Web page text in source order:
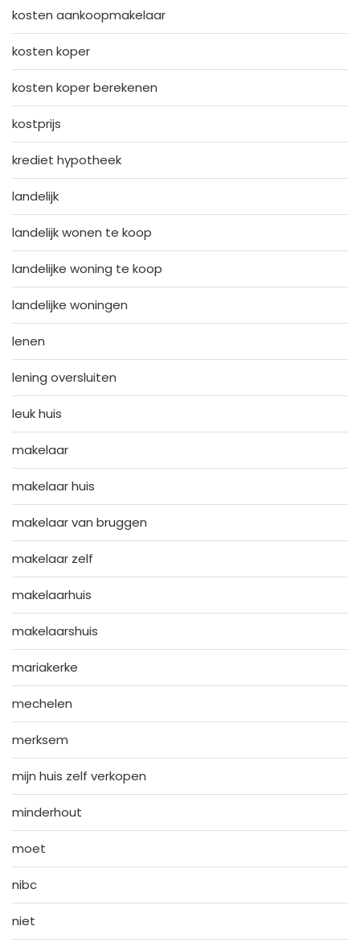
kosten aankoopmakelaar
kosten koper
kosten koper berekenen
kostprijs
krediet hypotheek
landelijk
landelijk wonen te koop
landelijke woning te koop
landelijke woningen
lenen
lening oversluiten
leuk huis
makelaar
makelaar huis
makelaar van bruggen
makelaar zelf
makelaarhuis
makelaarshuis
mariakerke
mechelen
merksem
mijn huis zelf verkopen
minderhout
moet
nibc
niet